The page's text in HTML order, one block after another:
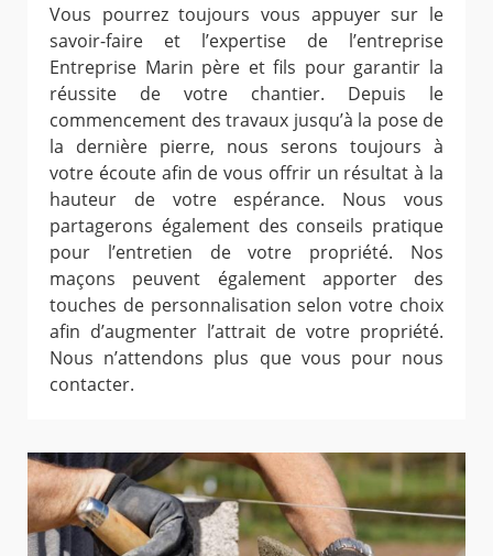
Vous pourrez toujours vous appuyer sur le
savoir-faire et l’expertise de l’entreprise
Entreprise Marin père et fils pour garantir la
réussite de votre chantier. Depuis le
commencement des travaux jusqu’à la pose de
la dernière pierre, nous serons toujours à
votre écoute afin de vous offrir un résultat à la
hauteur de votre espérance. Nous vous
partagerons également des conseils pratique
pour l’entretien de votre propriété. Nos
maçons peuvent également apporter des
touches de personnalisation selon votre choix
afin d’augmenter l’attrait de votre propriété.
Nous n’attendons plus que vous pour nous
contacter.